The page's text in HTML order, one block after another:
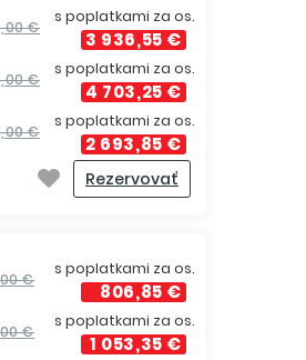
€
s poplatkami za os.
3 936,55 €
€
s poplatkami za os.
4 703,25 €
€
s poplatkami za os.
2 693,85 €
Rezervovať
€
s poplatkami za os.
806,85 €
€
s poplatkami za os.
1 053,35 €